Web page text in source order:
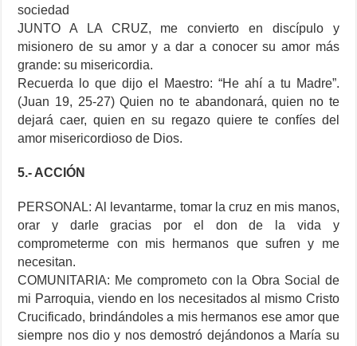
sociedad
JUNTO A LA CRUZ, me convierto en discípulo y
misionero de su amor y a dar a conocer su amor más
grande: su misericordia.
Recuerda lo que dijo el Maestro: “He ahí a tu Madre”.
(Juan 19, 25-27) Quien no te abandonará, quien no te
dejará caer, quien en su regazo quiere te confíes del
amor misericordioso de Dios.
5.- ACCIÓN
PERSONAL: Al levantarme, tomar la cruz en mis manos,
orar y darle gracias por el don de la vida y
comprometerme con mis hermanos que sufren y me
necesitan.
COMUNITARIA: Me comprometo con la Obra Social de
mi Parroquia, viendo en los necesitados al mismo Cristo
Crucificado, brindándoles a mis hermanos ese amor que
siempre nos dio y nos demostró dejándonos a María su